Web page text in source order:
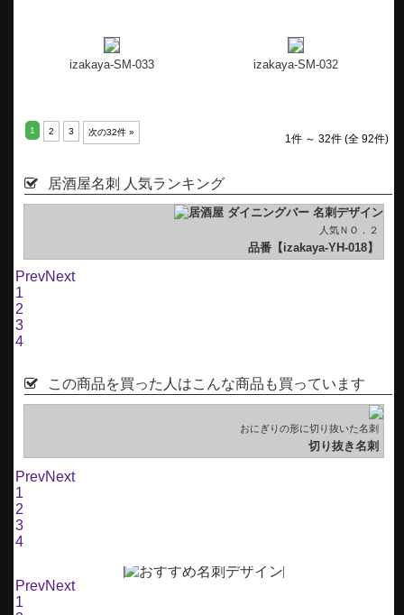
izakaya-SM-033 izakaya-SM-032
1 2 3 次の32件 »
1件 ～ 32件 (全 92件)
居酒屋名刺 人気ランキング
人気ＮＯ．２
品番【izakaya-YH-018】
PrevNext
1
2
3
4
この商品を買った人はこんな商品も買っています
おにぎりの形に切り抜いた名刺
切り抜き名刺
PrevNext
1
2
3
4
PrevNext
1